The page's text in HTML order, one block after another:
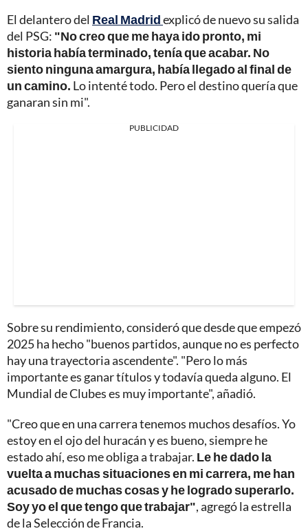
El delantero del Real Madridexplicó de nuevo su salida
del PSG: "No creo que me haya ido pronto, mi
historia había terminado, tenía que acabar. No
siento ninguna amargura, había llegado al final de
un camino. Lo intenté todo. Pero el destino quería que
ganaran sin mi".
PUBLICIDAD
Sobre su rendimiento, consideró que desde que empezó
2025 ha hecho "buenos partidos, aunque no es perfecto
hay una trayectoria ascendente". "Pero lo más
importante es ganar títulos y todavía queda alguno. El
Mundial de Clubes es muy importante", añadió.
"Creo que en una carrera tenemos muchos desafíos. Yo
estoy en el ojo del huracán y es bueno, siempre he
estado ahí, eso me obliga a trabajar. Le he dado la
vuelta a muchas situaciones en mi carrera, me han
acusado de muchas cosas y he logrado superarlo.
Soy yo el que tengo que trabajar", agregó la estrella
de la Selección de Francia.